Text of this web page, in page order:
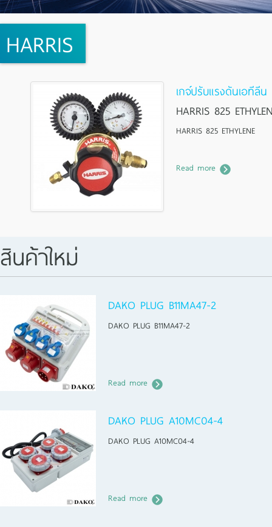
HARRIS
เกจ์ปรับแรงดันเอทีลีน
HARRIS 825
HARRIS 825 ETHYLENE
Read more
สินค้าใหม่
DAKO PLUG B11MA47-2
DAKO PLUG B11MA47-2
Read more
DAKO PLUG A10MC04-4
DAKO PLUG A10MC04-4
Read more